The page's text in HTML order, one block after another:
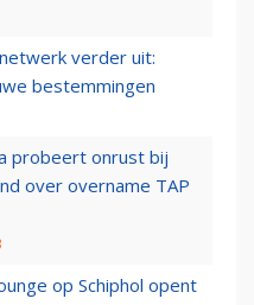
verder uit:
bestemmingen
probeert onrust bij
over overname TAP
op Schiphol opent